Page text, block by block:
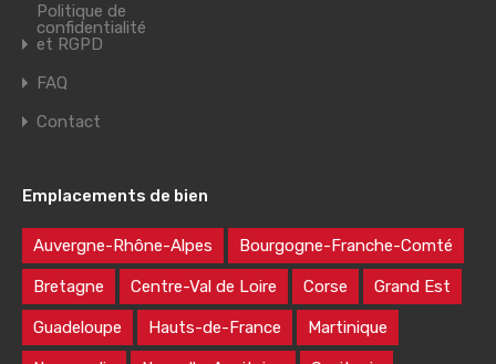
Politique de
confidentialité
et RGPD
FAQ
Contact
Emplacements de bien
Auvergne-Rhône-Alpes Bourgogne-Franche-Comté
Bretagne Centre-Val de Loire Corse Grand Est
Guadeloupe Hauts-de-France Martinique